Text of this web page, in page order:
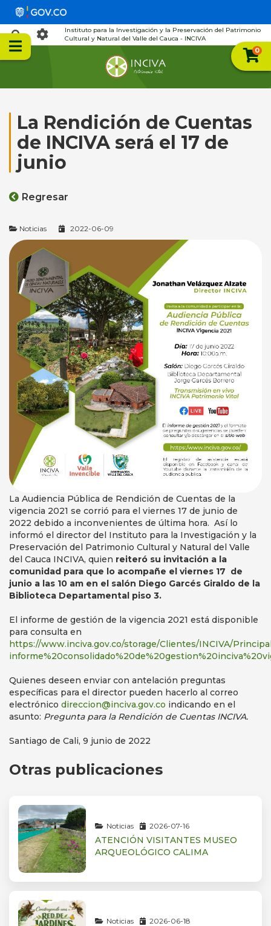
Instituto para la Investigación y la Preservación del Patrimonio
Cultural y Natural del Valle del Cauca - INCIVA
0
La Rendición de Cuentas
de INCIVA será el 17 de
junio
Regresar
Noticias 2022-06-09
La Audiencia Pública de Rendición de Cuentas de la
vigencia 2021 se corrió para el viernes 17 de junio de
2022 debido a inconvenientes de última hora. Así lo
informó el director del Instituto para la Investigación y la
Preservación del Patrimonio Cultural y Natural del Valle
del Cauca INCIVA, quien reiteró su invitación a la
comunidad para que lo acompañe el viernes 17 de
junio a las 10 am en el salón Diego Garcés Giraldo de la
Biblioteca Departamental piso 3.
El informe de gestión de la vigencia 2021 está disponible
para consulta en
https://www.inciva.gov.co/storage/Clientes/INCIVA/
Quienes deseen enviar con antelación preguntas
específicas para el director pueden hacerlo al correo
electrónico direccion@inciva.gov.co indicando en el
asunto: Pregunta para la Rendición de Cuentas INCIVA.
Santiago de Cali, 9 junio de 2022
Otras publicaciones
Noticias 2026-07-16
ATENCIÓN VISITANTES MUSEO
ARQUEOLÓGICO CALIMA
Noticias 2026-06-18